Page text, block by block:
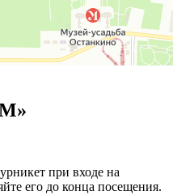
при входе на
его до конца посещения.